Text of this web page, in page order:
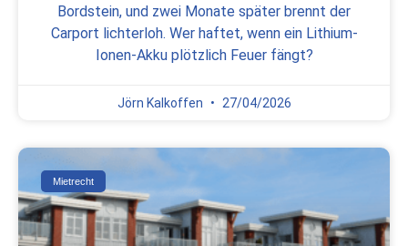
Bordstein, und zwei Monate später brennt der
Carport lichterloh. Wer haftet, wenn ein Lithium-
Ionen-Akku plötzlich Feuer fängt?
Jörn Kalkoffen 27/04/2026
Mietrecht